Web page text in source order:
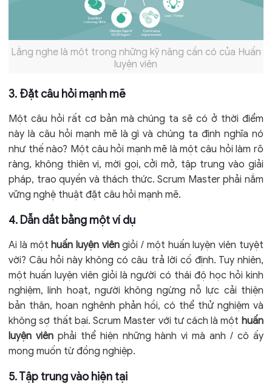
Lắng nghe là một trong những kỹ năng cần có của Huấn
luyện viên
3. Đặt câu hỏi mạnh mẽ
Một câu hỏi rất cơ bản mà chúng ta sẽ có ở thời điểm
này là câu hỏi mạnh mẽ là gì và chúng ta định nghĩa nó
như thế nào? Một câu hỏi mạnh mẽ là một câu hỏi làm rõ
ràng, không thiên vị, mời gọi, cởi mở, tập trung vào giải
pháp, trao quyền và thách thức. Scrum Master phải nắm
vững nghệ thuật đặt câu hỏi mạnh mẽ.
4. Dẫn dắt bằng một ví dụ
Ai là một huấn luyện viêngiỏi / một huấn luyện viên tuyệt
vời? Câu hỏi này không có câu trả lời cố định. Tuy nhiên,
một huấn luyện viên giỏi là người có thái độ học hỏi kinh
nghiệm, linh hoạt, người không ngừng nỗ lực cải thiện
bản thân, hoan nghênh phản hồi, có thể thử nghiệm và
không sợ thất bại. Scrum Master với tư cách là một huấn
luyện viên phải thể hiện những hành vi mà anh / cô ấy
mong muốn từ đồng nghiệp.
5. Tập trung vào hiện tại